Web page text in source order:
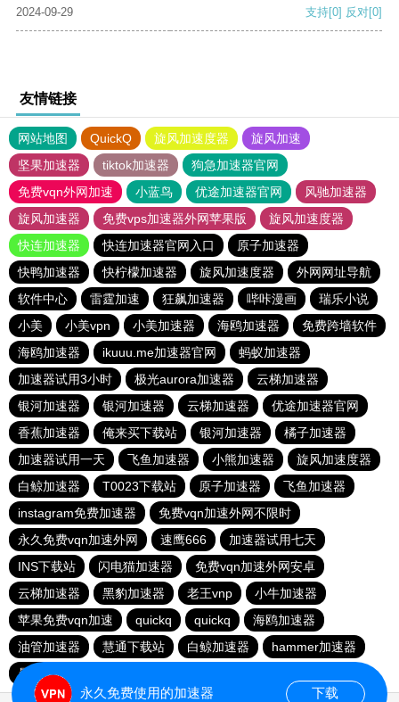
2024-09-29 支持[0] 反对[0]
友情链接
网站地图 QuickQ 旋风加速度器
旋风加速
坚果加速器
tiktok加速器
狗急加速器官网
免费vqn外网加速
小蓝鸟 优途加速器官网
风驰加速器
旋风加速器
免费vps加速器外网苹果版
旋风加速度器
快连加速器
快连加速器官网入口
原子加速器
快鸭加速器
快柠檬加速器 旋风加速度器
外网网址导航
软件中心
雷霆加速 狂飙加速器 哔咔漫画
瑞乐小说
小美
小美vpn 小美加速器 海鸥加速器
免费跨墙软件
海鸥加速器
ikuuu.me加速器官网
蚂蚁加速器
加速器试用3小时
极光aurora加速器
云梯加速器
银河加速器
银河加速器 云梯加速器
优途加速器官网
香蕉加速器
俺来买下载站 银河加速器
橘子加速器
加速器试用一天
飞鱼加速器 小熊加速器
旋风加速度器
白鲸加速器
T0023下载站 原子加速器
飞鱼加速器
instagram免费加速器
免费vqn加速外网不限时
永久免费vqn加速外网
速鹰666
加速器试用七天
INS下载站
闪电猫加速器
免费vqn加速外网安卓
云梯加速器
黑豹加速器 老王vnp
小牛加速器
苹果免费vqn加速
quickq quickq
海鸥加速器
油管加速器
慧通下载站 白鲸加速器
hammer加速器
暴雪加速器vp
永久免费使用的加速器 下载